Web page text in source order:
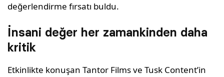
değerlendirme fırsatı buldu.
İnsani değer her zamankinden daha
kritik
Etkinlikte konuşan Tantor Films ve Tusk Content’in